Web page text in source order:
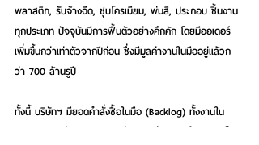
พลาสติก, รับจ้างฉีด, ชุบโครเมียม, พ่นสี, ประกอบ ชิ้นงาน
ทุกประเภท ปัจจุบันมีการฟื้นตัวอย่างคึกคัก โดยมีออเดอร์
เพิ่มขึ้นกว่าเท่าตัวจากปีก่อน ซึ่งมีมูลค่างานในมืออยู่แล้วก
ว่า 700 ล้านรูปี
ทั้งนี้ บริษัทฯ มียอดคำสั่งซื้อในมือ (Backlog) ทั้งงานใน
ประเทศ และต่างประเทศ มูลค่ารวมกว่า 800 ล้านบาท โดย